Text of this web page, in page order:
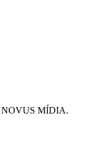
NOVUS MÍDIA.